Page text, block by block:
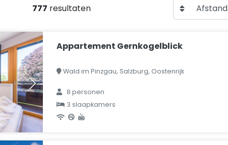
777 resultaten Afstand
Appartement Gernkogelblick
Wald im Pinzgau, Salzburg, Oostenrijk
8 personen
3 slaapkamers